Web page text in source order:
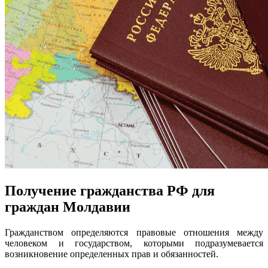
Получение гражданства РФ для
граждан Молдавии
Гражданством определяются правовые отношения между
человеком и государством, которыми подразумевается
возникновение определенных прав и обязанностей.